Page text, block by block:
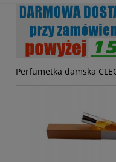
Perfumetka damska